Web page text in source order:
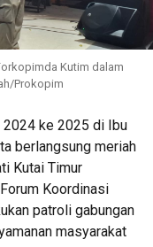
Kutim dalam
Prokopim
2024 ke 2025 di Ibu
berlangsung meriah
Kutai Timur
Koordinasi
patroli gabungan
masyarakat